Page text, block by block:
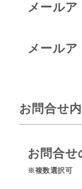
メールア
メールア
お問合せ
お問合せ
※複数選択可